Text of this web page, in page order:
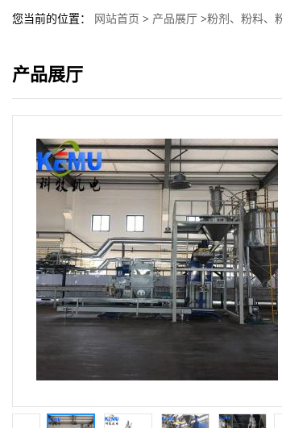
您当前的位置： 网站首页 > 产品展厅 >粉剂、粉料、
产品展厅